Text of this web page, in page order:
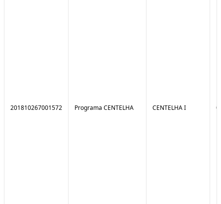
201810267001572 Programa CENTELHA CENTELHA I